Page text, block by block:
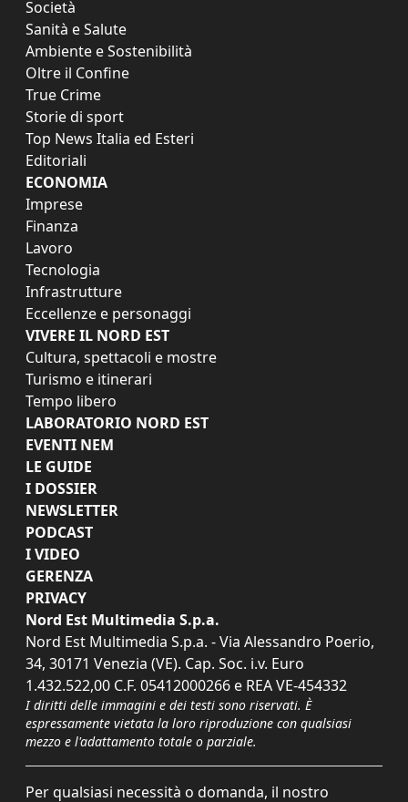
Società
Sanità e Salute
Ambiente e Sostenibilità
Oltre il Confine
True Crime
Storie di sport
Top News Italia ed Esteri
Editoriali
ECONOMIA
Imprese
Finanza
Lavoro
Tecnologia
Infrastrutture
Eccellenze e personaggi
VIVERE IL NORD EST
Cultura, spettacoli e mostre
Turismo e itinerari
Tempo libero
LABORATORIO NORD EST
EVENTI NEM
LE GUIDE
I DOSSIER
NEWSLETTER
PODCAST
I VIDEO
GERENZA
PRIVACY
Nord Est Multimedia S.p.a.
Nord Est Multimedia S.p.a. - Via Alessandro Poerio,
34, 30171 Venezia (VE). Cap. Soc. i.v. Euro
1.432.522,00 C.F. 05412000266 e REA VE-454332
I diritti delle immagini e dei testi sono riservati. È
espressamente vietata la loro riproduzione con qualsiasi
mezzo e l'adattamento totale o parziale.
Per qualsiasi necessità o domanda, il nostro